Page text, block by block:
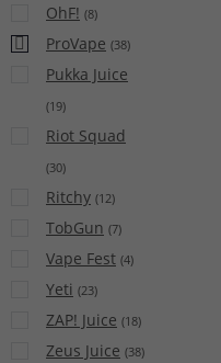
OhF! (8)
ProVape (38)
Pukka Juice
(19)
Riot Squad
(30)
Ritchy (12)
TobGun (7)
Vape Fest (4)
Yeti (23)
ZAP! Juice (18)
Zeus Juice (38)